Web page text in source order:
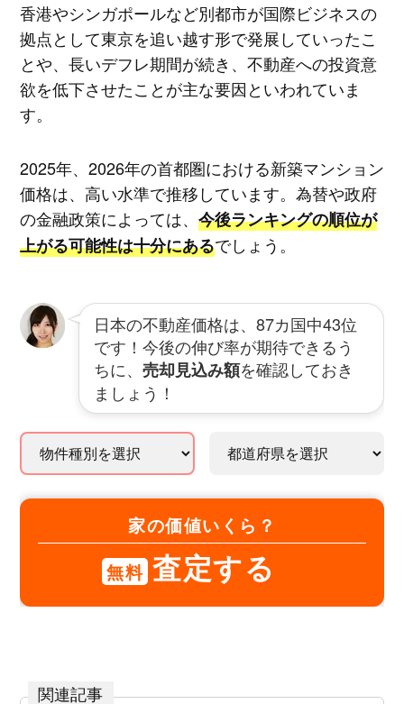
香港やシンガポールなど別都市が国際ビジネスの
拠点として東京を追い越す形で発展していったこ
とや、長いデフレ期間が続き、不動産への投資意
欲を低下させたことが主な要因といわれていま
す。
2025年、2026年の首都圏における新築マンション
価格は、高い水準で推移しています。為替や政府
の金融政策によっては、 今後ランキングの順位が
上がる可能性は十分にあるでしょう。
日本の不動産価格は、87カ国中43位
です！今後の伸び率が期待できるう
ちに、 売却見込み額を確認しておき
ましょう！
家の価値いくら？
無料 査定する